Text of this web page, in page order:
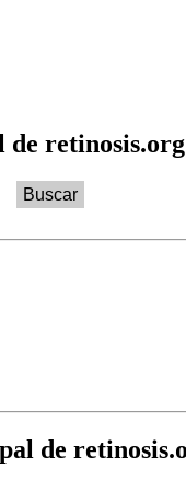
de retinosis.org
de